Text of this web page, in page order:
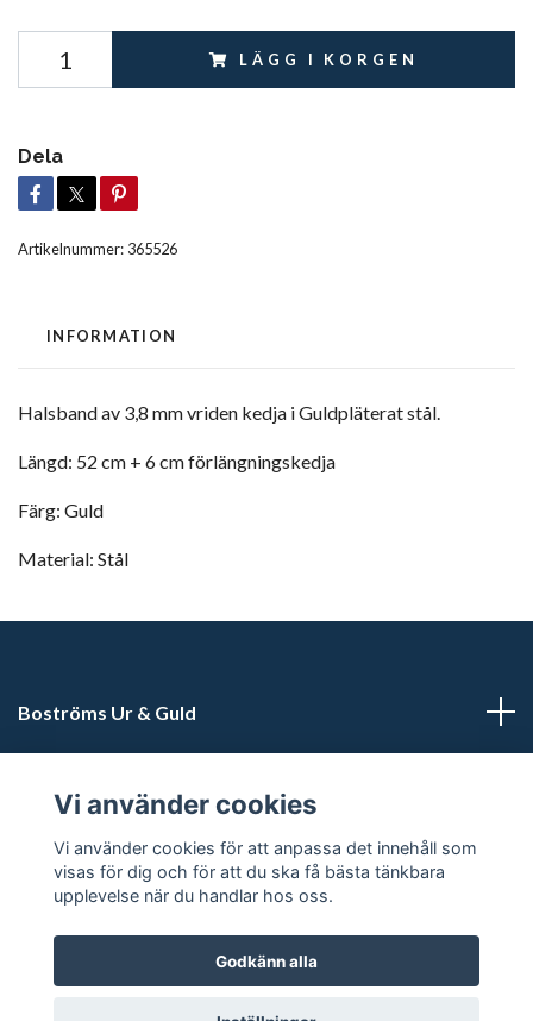
LÄGG I KORGEN
Dela
Artikelnummer: 365526
INFORMATION
Halsband av 3,8 mm vriden kedja i Guldpläterat stål.
Längd: 52 cm + 6 cm förlängningskedja
Färg: Guld
Material: Stål
Boströms Ur & Guld
Sociala medier
© 2026 Boströms Ur & Guld
Vi använder cookies
Vi använder cookies för att anpassa det innehåll som
visas för dig och för att du ska få bästa tänkbara
upplevelse när du handlar hos oss.
Godkänn alla